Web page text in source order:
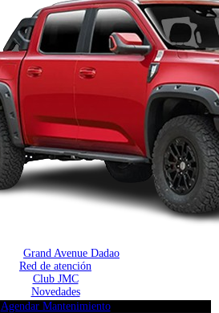
Grand Avenue Dadao
Red de atención
Club JMC
Novedades
Agendar Mantenimiento